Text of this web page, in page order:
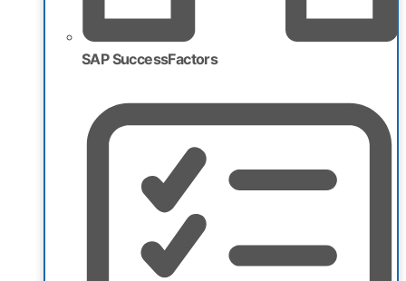
SAP SuccessFactors